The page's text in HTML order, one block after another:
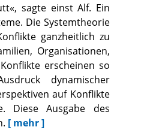
sagte einst Alf. Ein
Die Systemtheorie
ganzheitlich zu
Organisationen,
erscheinen so
dynamischer
auf Konflikte
Diese Ausgabe des
[ mehr ]